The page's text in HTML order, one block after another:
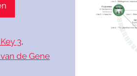
3,
de Gene